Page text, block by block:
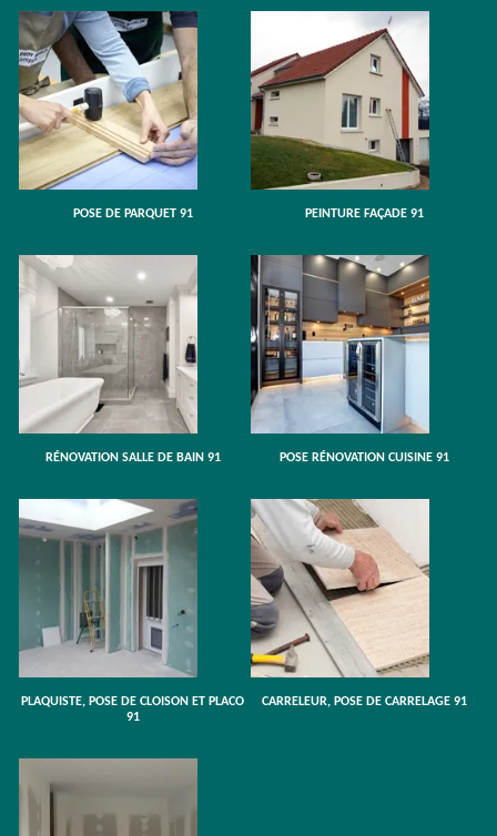
POSE DE PARQUET 91 PEINTURE FAÇADE 91
RÉNOVATION SALLE DE BAIN 91 POSE RÉNOVATION CUISINE 91
PLAQUISTE, POSE DE CLOISON ET PLACO
91
CARRELEUR, POSE DE CARRELAGE 91